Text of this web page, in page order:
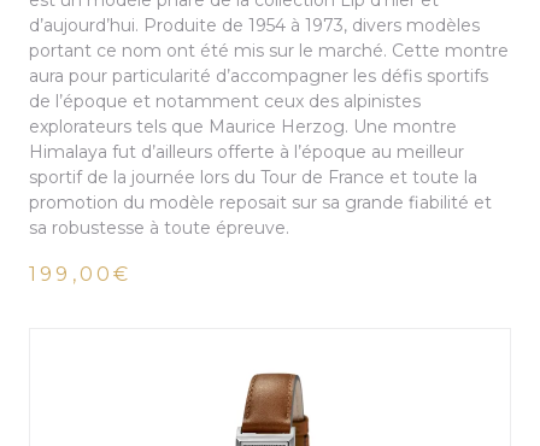
d’aujourd’hui. Produite de 1954 à 1973, divers modèles
portant ce nom ont été mis sur le marché. Cette montre
aura pour particularité d’accompagner les défis sportifs
de l’époque et notamment ceux des alpinistes
explorateurs tels que Maurice Herzog. Une montre
Himalaya fut d’ailleurs offerte à l’époque au meilleur
sportif de la journée lors du Tour de France et toute la
promotion du modèle reposait sur sa grande fiabilité et
sa robustesse à toute épreuve.
199,00€